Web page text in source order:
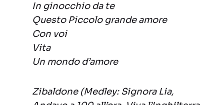
In ginocchio da te
Questo Piccolo grande amore
Con voi
Vita
Un mondo d’amore
Zibaldone (Medley: Signora Lia,